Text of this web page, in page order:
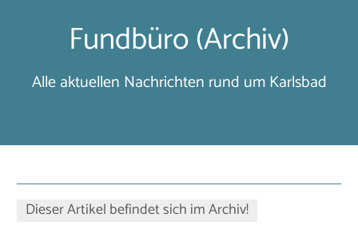
Fundbüro (Archiv)
Alle aktuellen Nachrichten rund um Karlsbad
Dieser Artikel befindet sich im Archiv!